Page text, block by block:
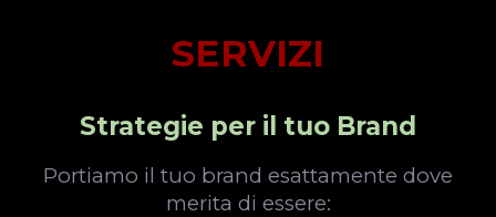
SERVIZI
Strategie per il tuo Brand
Portiamo il tuo brand esattamente dove
merita di essere: